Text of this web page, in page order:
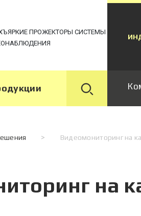
ПРОЖЕКТОРЫ СИСТЕМЫ
> Видеомониторинг на
на